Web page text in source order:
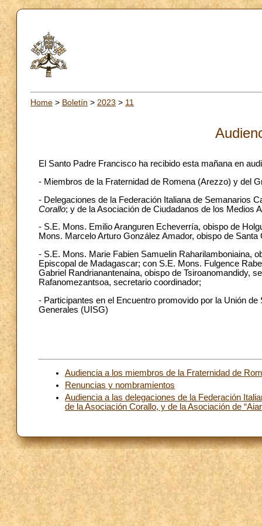
Home > Boletín > 2023 > 11
El Santo Padre Francisco ha recibido esta mañana en
- Miembros de la Fraternidad de Romena (Arezzo) y del
- Delegaciones de la Federación Italiana de Semanarios
Corallo; y de la Asociación de Ciudadanos de los Medios
- S.E. Mons. Emilio Aranguren Echeverría, obispo de
Mons. Marcelo Arturo González Amador, obispo de Santa
- S.E. Mons. Marie Fabien Samuelin Raharilamboniaina,
Episcopal de Madagascar; con S.E. Mons. Fulgence
Gabriel Randrianantenaina, obispo de Tsiroanomandidy,
Rafanomezantsoa, secretario coordinador;
- Participantes en el Encuentro promovido por la Unión
Generales (UISG)
Audiencia a los miembros de la Fraternidad de
Renuncias y nombramientos
Audiencia a las delegaciones de la Federación
de la Asociación Corallo, y de la Asociación de